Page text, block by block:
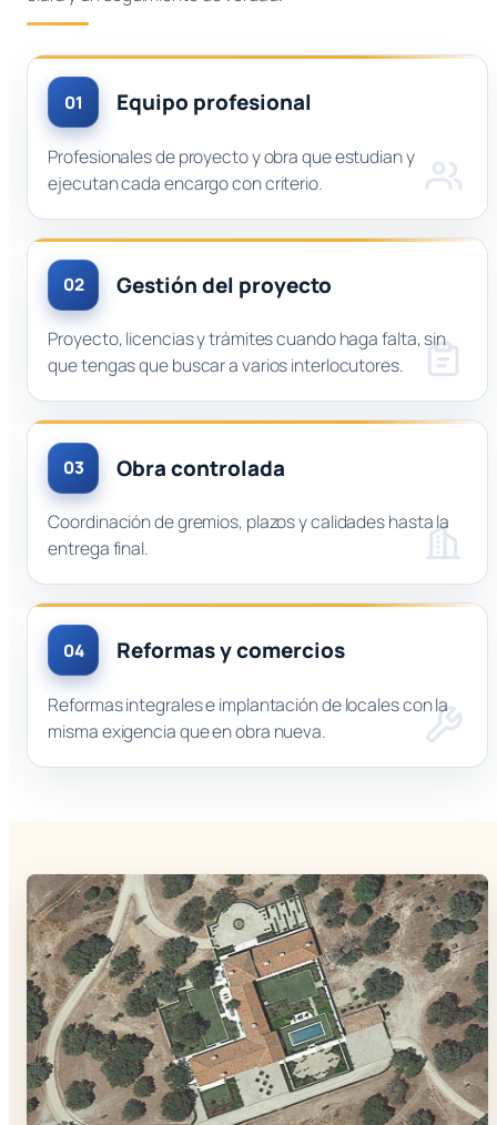
01 Equipo profesional
Profesionales de proyecto y obra que estudian y
ejecutan cada encargo con criterio.
02 Gestión del proyecto
Proyecto, licencias y trámites cuando haga falta, sin
que tengas que buscar a varios interlocutores.
03 Obra controlada
Coordinación de gremios, plazos y calidades hasta la
entrega final.
04 Reformas y comercios
Reformas integrales e implantación de locales con la
misma exigencia que en obra nueva.